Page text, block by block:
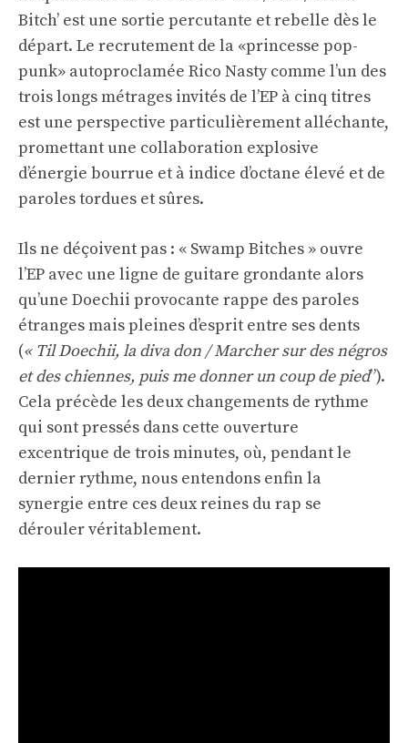
Bitch’ est une sortie percutante et rebelle dès le
départ. Le recrutement de la «princesse pop-
punk» autoproclamée Rico Nasty comme l’un des
trois longs métrages invités de l’EP à cinq titres
est une perspective particulièrement alléchante,
promettant une collaboration explosive
d’énergie bourrue et à indice d’octane élevé et de
paroles tordues et sûres.
Ils ne déçoivent pas : « Swamp Bitches » ouvre
l’EP avec une ligne de guitare grondante alors
qu’une Doechii provocante rappe des paroles
étranges mais pleines d’esprit entre ses dents
(« Til Doechii, la diva don / Marcher sur des négros
et des chiennes, puis me donner un coup de pied”).
Cela précède les deux changements de rythme
qui sont pressés dans cette ouverture
excentrique de trois minutes, où, pendant le
dernier rythme, nous entendons enfin la
synergie entre ces deux reines du rap se
dérouler véritablement.